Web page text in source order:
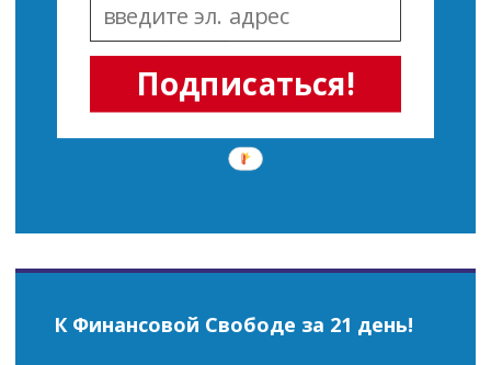
Подписаться!
К Финансовой Свободе за 21 день!